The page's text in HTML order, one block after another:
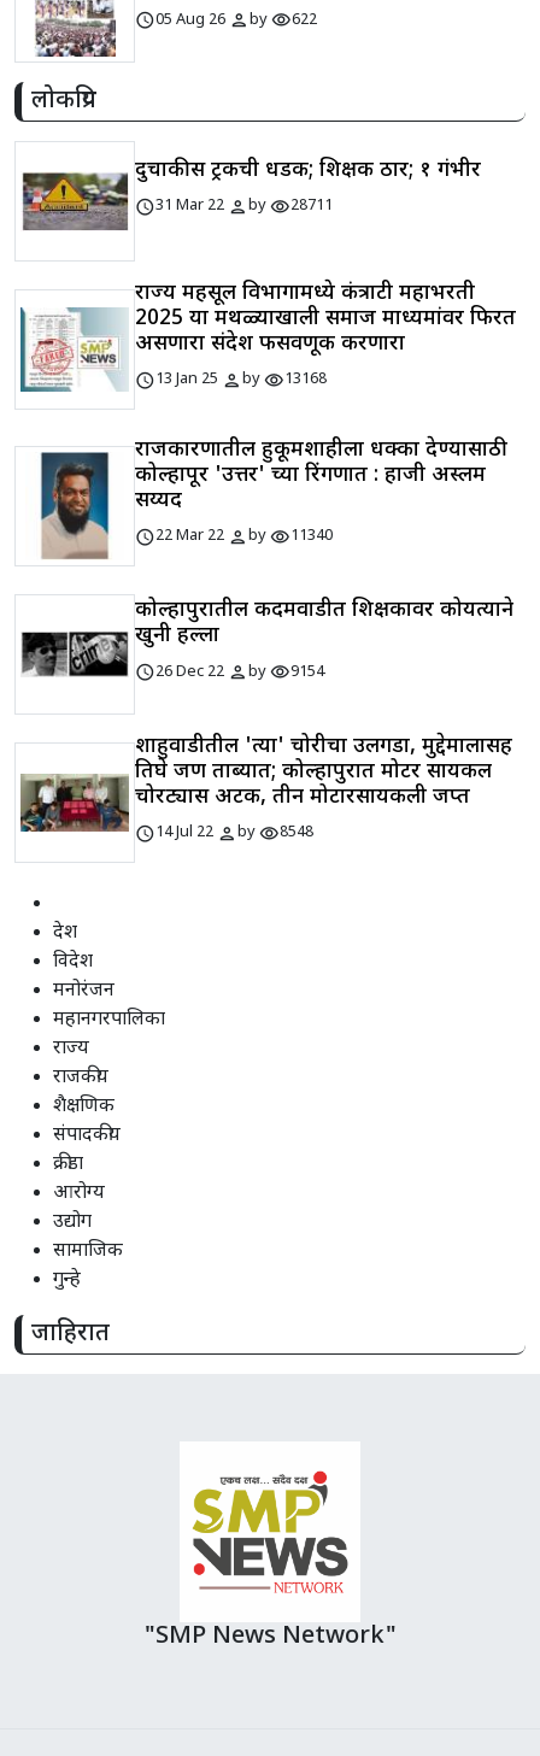
schedule05 Aug 26 personbyvisibility622
लोकप्रिय
दुचाकीस ट्रकची धडक; शिक्षक ठार; १ गंभीर
schedule31 Mar 22 personbyvisibility28711
राज्य महसूल विभागामध्ये कंत्राटी महाभरती
2025 या मथळ्याखाली समाज माध्यमांवर फिरत
असणारा संदेश फसवणूक करणारा
schedule13 Jan 25 personbyvisibility13168
राजकारणातील हुकूमशाहीला धक्का देण्यासाठी
कोल्हापूर 'उत्तर' च्या रिंगणात : हाजी अस्लम
सय्यद
schedule22 Mar 22 personbyvisibility11340
कोल्हापुरातील कदमवाडीत शिक्षकावर कोयत्याने
खुनी हल्ला
schedule26 Dec 22 personbyvisibility9154
शाहुवाडीतील 'त्या' चोरीचा उलगडा, मुद्देमालासह
तिघे जण ताब्यात; कोल्हापुरात मोटर सायकल
चोरट्यास अटक, तीन मोटारसायकली जप्त
schedule14 Jul 22 personbyvisibility8548
देश
विदेश
मनोरंजन
महानगरपालिका
राज्य
राजकीय
शैक्षणिक
संपादकीय
क्रीडा
आरोग्य
उद्योग
सामाजिक
गुन्हे
जाहिरात
"SMP News Network"